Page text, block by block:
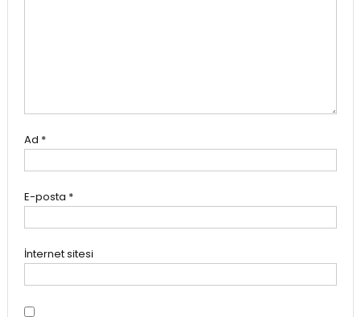
Ad *
E-posta *
İnternet sitesi